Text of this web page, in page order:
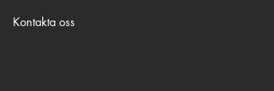
Kontakta oss